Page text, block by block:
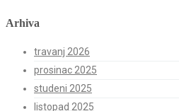
Arhiva
travanj 2026
prosinac 2025
studeni 2025
listopad 2025